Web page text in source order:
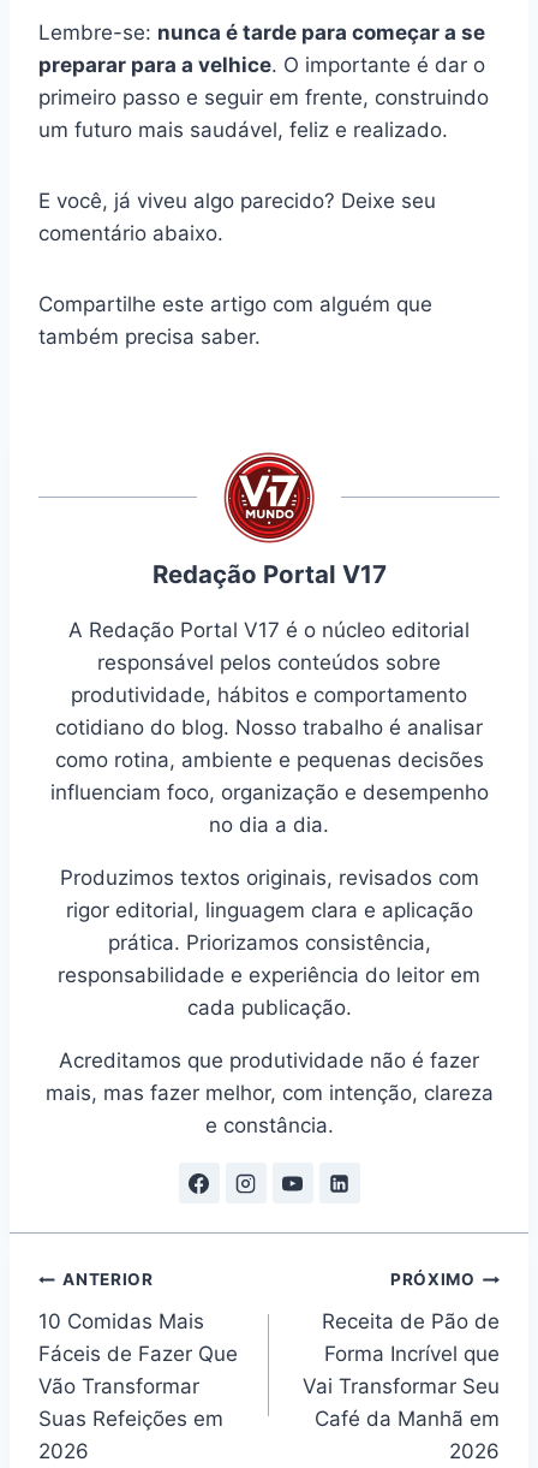
Lembre-se: nunca é tarde para começar a se
preparar para a velhice. O importante é dar o
primeiro passo e seguir em frente, construindo
um futuro mais saudável, feliz e realizado.
E você, já viveu algo parecido? Deixe seu
comentário abaixo.
Compartilhe este artigo com alguém que
também precisa saber.
Redação Portal V17
A Redação Portal V17 é o núcleo editorial
responsável pelos conteúdos sobre
produtividade, hábitos e comportamento
cotidiano do blog. Nosso trabalho é analisar
como rotina, ambiente e pequenas decisões
influenciam foco, organização e desempenho
no dia a dia.
Produzimos textos originais, revisados com
rigor editorial, linguagem clara e aplicação
prática. Priorizamos consistência,
responsabilidade e experiência do leitor em
cada publicação.
Acreditamos que produtividade não é fazer
mais, mas fazer melhor, com intenção, clareza
e constância.
Navegação
de
Post
ANTERIOR
10 Comidas Mais
Fáceis de Fazer Que
Vão Transformar
Suas Refeições em
2026
PRÓXIMO
Receita de Pão de
Forma Incrível que
Vai Transformar Seu
Café da Manhã em
2026